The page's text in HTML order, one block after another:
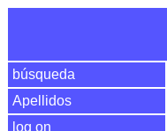
búsqueda
Apellidos
log on